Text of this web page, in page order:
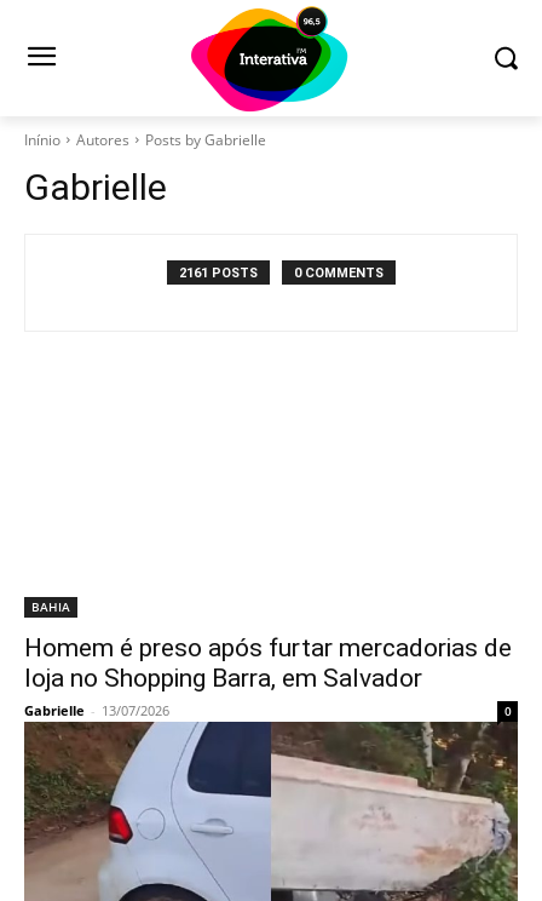
Inínio Autores Posts by Gabrielle
Gabrielle
2161 POSTS 0 COMMENTS
BAHIA
Homem é preso após furtar mercadorias de
loja no Shopping Barra, em Salvador
Gabrielle - 13/07/2026 0